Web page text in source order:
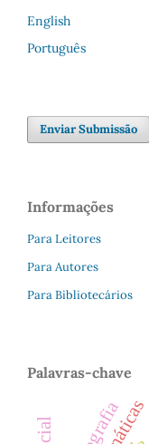
English
Português
Enviar Submissão
Informações
Para Leitores
Para Autores
Para Bibliotecários
Palavras-chave